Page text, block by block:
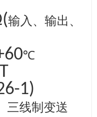
输入、输出、
℃
1)
三线制变送